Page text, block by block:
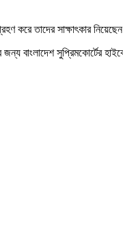
তাদের সাক্ষাৎকার নিয়েছেন
বাংলাদেশ সুপ্রিমকোর্টের